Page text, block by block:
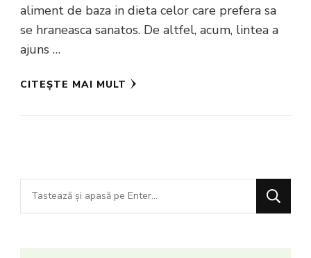
aliment de baza in dieta celor care prefera sa
se hraneasca sanatos. De altfel, acum, lintea a
ajuns …
CITEȘTE MAI MULT
Cauți
ceva?